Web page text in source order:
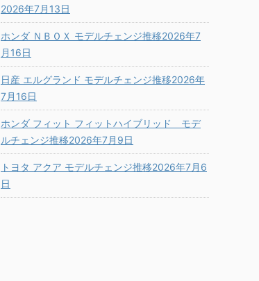
2026年7月13日
ホンダ ＮＢＯＸ モデルチェンジ推移2026年7
月16日
日産 エルグランド モデルチェンジ推移2026年
7月16日
ホンダ フィット フィットハイブリッド モデ
ルチェンジ推移2026年7月9日
トヨタ アクア モデルチェンジ推移2026年7月6
日